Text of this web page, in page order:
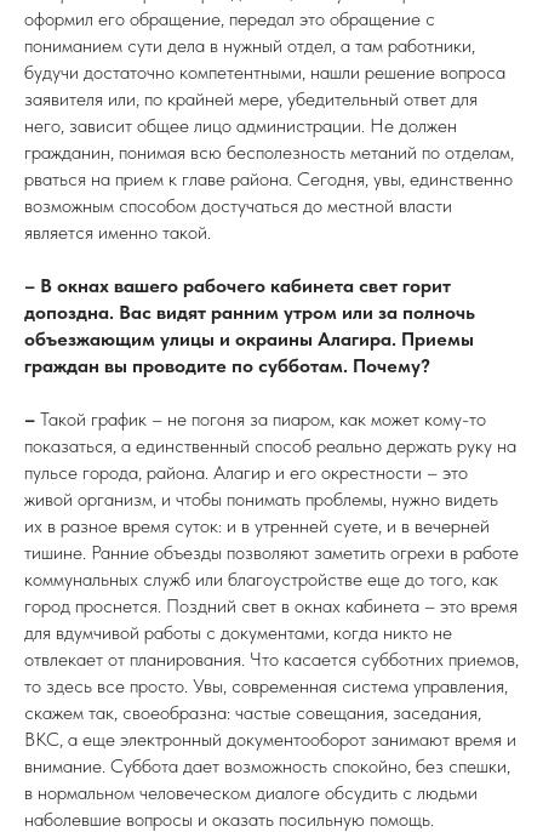
оформил его обращение, передал это обращение с
пониманием сути дела в нужный отдел, а там работники,
будучи достаточно компетентными, нашли решение вопроса
заявителя или, по крайней мере, убедительный ответ для
него, зависит общее лицо администрации. Не должен
гражданин, понимая всю бесполезность метаний по отделам,
рваться на прием к главе района. Сегодня, увы, единственно
возможным способом достучаться до местной власти
является именно такой.
– В окнах вашего рабочего кабинета свет горит
допоздна. Вас видят ранним утром или за полночь
объезжающим улицы и окраины Алагира. Приемы
граждан вы проводите по субботам. Почему?
– Такой график – не погоня за пиаром, как может кому-то
показаться, а единственный способ реально держать руку на
пульсе города, района. Алагир и его окрестности – это
живой организм, и чтобы понимать проблемы, нужно видеть
их в разное время суток: и в утренней суете, и в вечерней
тишине. Ранние объезды позволяют заметить огрехи в работе
коммунальных служб или благоустройстве еще до того, как
город проснется. Поздний свет в окнах кабинета – это время
для вдумчивой работы с документами, когда никто не
отвлекает от планирования. Что касается субботних приемов,
то здесь все просто. Увы, современная система управления,
скажем так, своеобразна: частые совещания, заседания,
ВКС, а еще электронный документооборот занимают время и
внимание. Суббота дает возможность спокойно, без спешки,
в нормальном человеческом диалоге обсудить с людьми
наболевшие вопросы и оказать посильную помощь.